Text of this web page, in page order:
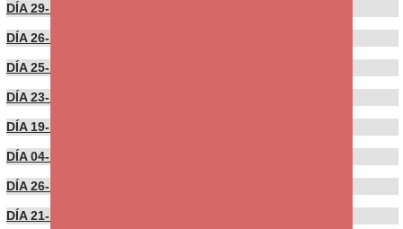
DÍA 29-11-2021
DÍA 26-11-2021
DÍA 25-11-2021
DÍA 23-11-2021
DÍA 19-11-2021
DÍA 04-11-2021
DÍA 26-10-2021
DÍA 21-10-2021